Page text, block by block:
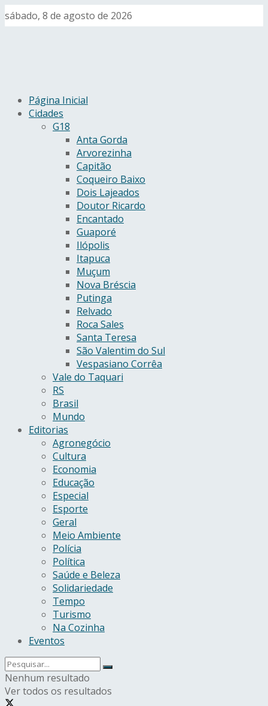
sábado, 8 de agosto de 2026
Página Inicial
Cidades
G18
Anta Gorda
Arvorezinha
Capitão
Coqueiro Baixo
Dois Lajeados
Doutor Ricardo
Encantado
Guaporé
Ilópolis
Itapuca
Muçum
Nova Bréscia
Putinga
Relvado
Roca Sales
Santa Teresa
São Valentim do Sul
Vespasiano Corrêa
Vale do Taquari
RS
Brasil
Mundo
Editorias
Agronegócio
Cultura
Economia
Educação
Especial
Esporte
Geral
Meio Ambiente
Polícia
Política
Saúde e Beleza
Solidariedade
Tempo
Turismo
Na Cozinha
Eventos
Nenhum resultado
Ver todos os resultados